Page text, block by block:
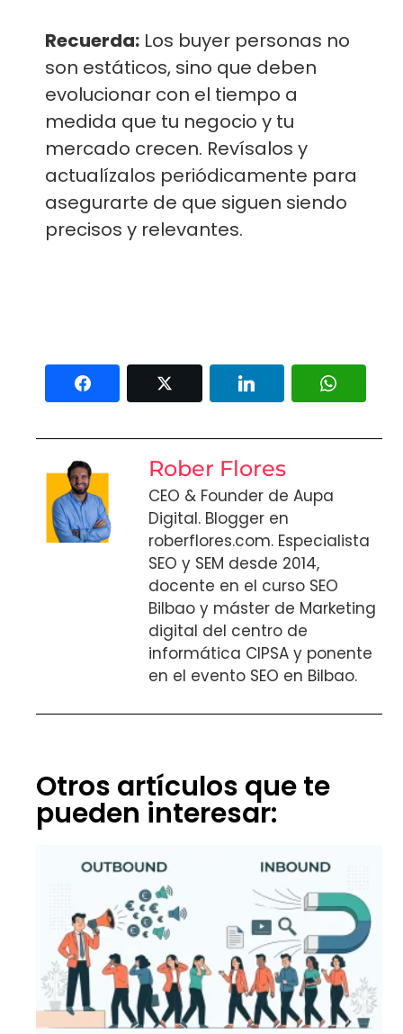
Recuerda: Los buyer personas no
son estáticos, sino que deben
evolucionar con el tiempo a
medida que tu negocio y tu
mercado crecen. Revísalos y
actualízalos periódicamente para
asegurarte de que siguen siendo
precisos y relevantes.
Rober Flores
CEO & Founder de Aupa
Digital. Blogger en
roberflores.com. Especialista
SEO y SEM desde 2014,
docente en el curso SEO
Bilbao y máster de Marketing
digital del centro de
informática CIPSA y ponente
en el evento SEO en Bilbao.
Otros artículos que te
pueden interesar: